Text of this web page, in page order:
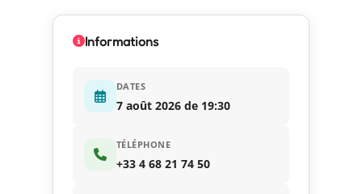
Informations
DATES
7 août 2026 de 19:30
TÉLÉPHONE
+33 4 68 21 74 50